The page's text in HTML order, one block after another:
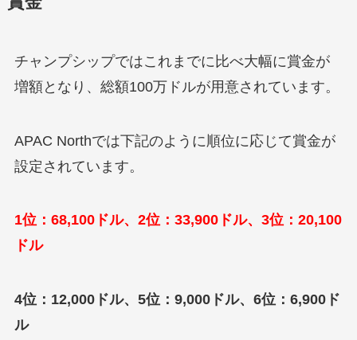
チャンプシップではこれまでに比べ大幅に賞金が
増額となり、総額100万ドルが用意されています。
APAC Northでは下記のように順位に応じて賞金が
設定されています。
1位：68,100ドル、2位：33,900ドル、3位：20,100
ドル
4位：12,000ドル、5位：9,000ドル、6位：6,900ド
ル